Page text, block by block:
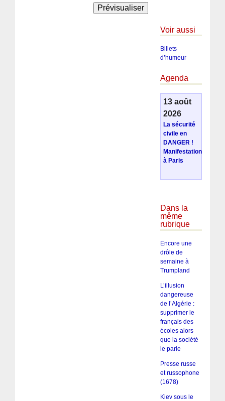
Voir aussi
Billets
d’humeur
Agenda
13 août
2026
La sécurité
civile en
DANGER !
Manifestation
à Paris
Dans la
même
rubrique
Encore une
drôle de
semaine à
Trumpland
L’illusion
dangereuse
de l’Algérie :
supprimer le
français des
écoles alors
que la société
le parle
Presse russe
et russophone
(1678)
Kiev sous le